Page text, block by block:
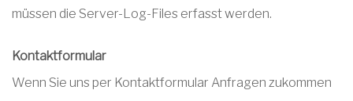
müssen die Server-Log-Files erfasst werden.
Kontaktformular
Wenn Sie uns per Kontaktformular Anfragen zukommen